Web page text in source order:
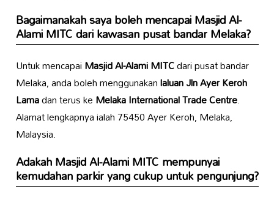
Bagaimanakah saya boleh mencapaiMasjid Al-
Alami MITCdari kawasan pusat bandar Melaka?
Untuk mencapaiMasjid Al-Alami MITCdari pusat bandar
Melaka, anda boleh menggunakanlaluan Jln Ayer Keroh
Lamadan terus keMelaka International Trade Centre.
Alamat lengkapnya ialah 75450 Ayer Keroh, Melaka,
Malaysia.
AdakahMasjid Al-Alami MITCmempunyai
kemudahanparkiryang cukup untuk pengunjung?